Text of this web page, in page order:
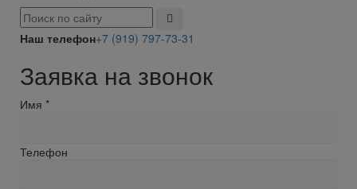
Наш телефон+7 (919) 797-73-31
Заявка на звонок
Имя *
Телефон